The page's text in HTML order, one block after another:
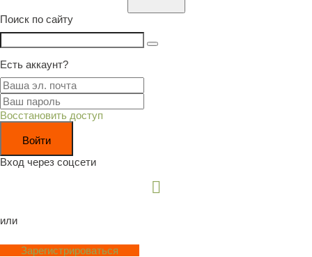
Поиск по сайту
Есть аккаунт?
Восстановить доступ
Войти
Вход через соцсети
или
Зарегистрироваться